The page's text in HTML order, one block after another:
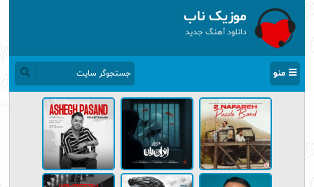
موزیک ناب
دانلود آهنگ جدید
منو